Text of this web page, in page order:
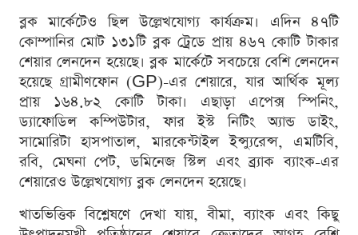
ব্লক মার্কেটেও ছিল উল্লেখযোগ্য কার্যক্রম। এদিন ৪৭টি
কোম্পানির মোট ১৩১টি ব্লক ট্রেডে প্রায় ৪৬৭ কোটি টাকার
শেয়ার লেনদেন হয়েছে। ব্লক মার্কেটে সবচেয়ে বেশি লেনদেন
হয়েছে গ্রামীণফোন (GP)-এর শেয়ারে, যার আর্থিক মূল্য
প্রায় ১৬৪.৮২ কোটি টাকা। এছাড়া এপেক্স স্পিনিং,
ড্যাফোডিল কম্পিউটার, ফার ইস্ট নিটিং অ্যান্ড ডাইং,
সামোরিটা হাসপাতাল, মারকেন্টাইল ইন্স্যুরেন্স, এমটিবি,
রবি, মেঘনা পেট, ডমিনেজ স্টিল এবং ব্র্যাক ব্যাংক-এর
শেয়ারেও উল্লেখযোগ্য ব্লক লেনদেন হয়েছে।
খাতভিত্তিক বিশ্লেষণে দেখা যায়, বীমা, ব্যাংক এবং কিছু